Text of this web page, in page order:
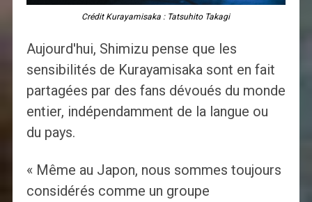
Crédit Kurayamisaka : Tatsuhito Takagi
Aujourd'hui, Shimizu pense que les
sensibilités de Kurayamisaka sont en fait
partagées par des fans dévoués du monde
entier, indépendamment de la langue ou
du pays.
« Même au Japon, nous sommes toujours
considérés comme un groupe